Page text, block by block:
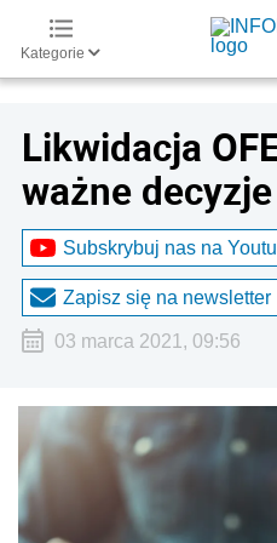
Kategorie
Likwidacja
ważne decyzje
Subskrybuj nas na
Zapisz się na newsletter
03 marca 2021, 09:56